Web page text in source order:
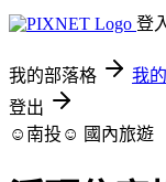
登
我的部落格 我
登出
☺南投☺ 國內旅遊